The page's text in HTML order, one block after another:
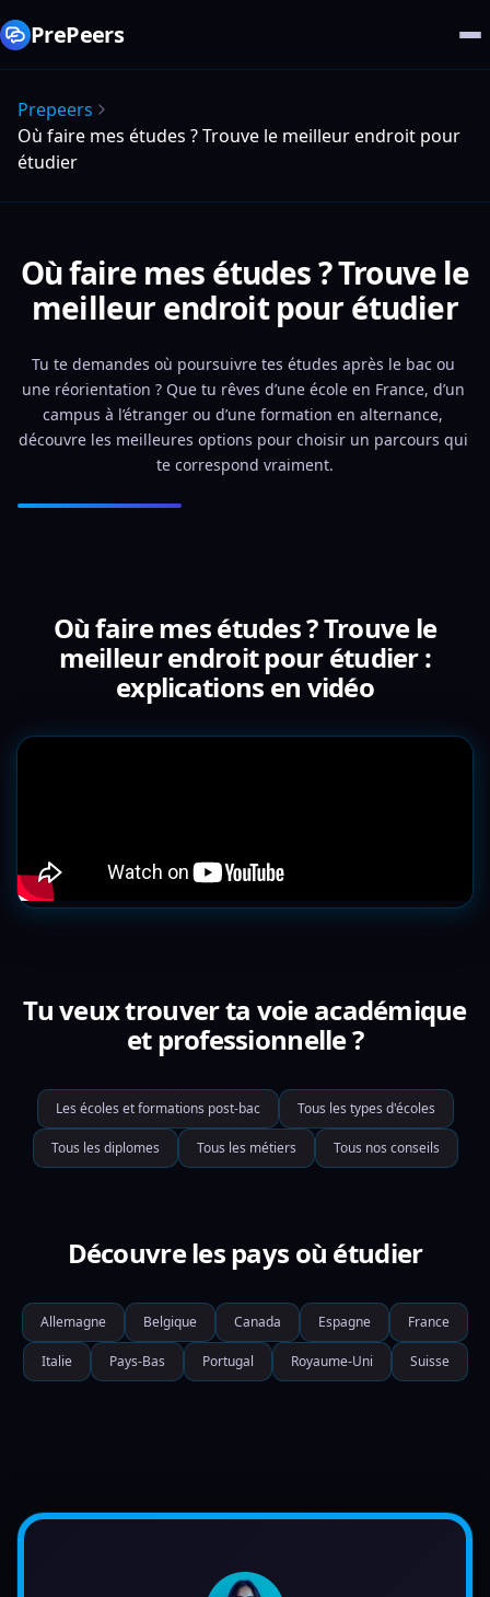
PrePeers
Prepeers
Où faire mes études ? Trouve le meilleur endroit pour
étudier
Où faire mes études ? Trouve le
meilleur endroit pour étudier
Tu te demandes où poursuivre tes études après le bac ou
une réorientation ? Que tu rêves d’une école en France, d’un
campus à l’étranger ou d’une formation en alternance,
découvre les meilleures options pour choisir un parcours qui
te correspond vraiment.
Où faire mes études ? Trouve le
meilleur endroit pour étudier :
explications en vidéo
Tu veux trouver ta voie académique
et professionnelle ?
Les écoles et formations post-bac Tous les types d'écoles
Tous les diplomes Tous les métiers Tous nos conseils
Découvre les pays où étudier
Allemagne Belgique Canada Espagne France
Italie Pays-Bas Portugal Royaume-Uni Suisse